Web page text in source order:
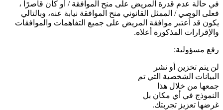
في حالة عدم قدرة المريض على منح الموافقة / أو كان قاصرًا ،
فعلى الوصي / الممثل القانوني منح الموافقة نيابة عنه، وبالتالي
يكون قد اُعتبر موافقة المريض على جميع التفاهمات والموافقات
والإقرارات المذكورة أعلاه.
رفع مسؤولية:
لن يتم تخزين أو نشر
البيانات الشخصية التي تم
جمعها من خلال هذا
النموذج في أي مكان بل
غرضها تعزيز تجربتك.